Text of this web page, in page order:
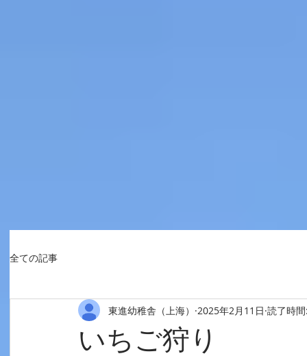
全ての記事
いちご狩り
東進幼稚舎（上海） 2025年2月11日 読了時